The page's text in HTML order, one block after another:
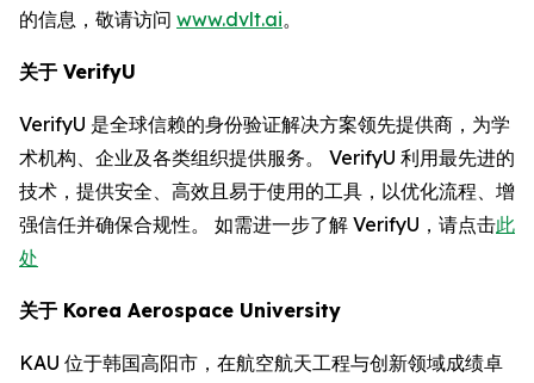
的信息，敬请访问 www.dvlt.ai。
关于 VerifyU
VerifyU 是全球信赖的身份验证解决方案领先提供商，为学
术机构、企业及各类组织提供服务。 VerifyU 利用最先进的
技术，提供安全、高效且易于使用的工具，以优化流程、增
强信任并确保合规性。 如需进一步了解 VerifyU，请点击此
处
关于 Korea Aerospace University
KAU 位于韩国高阳市，在航空航天工程与创新领域成绩卓